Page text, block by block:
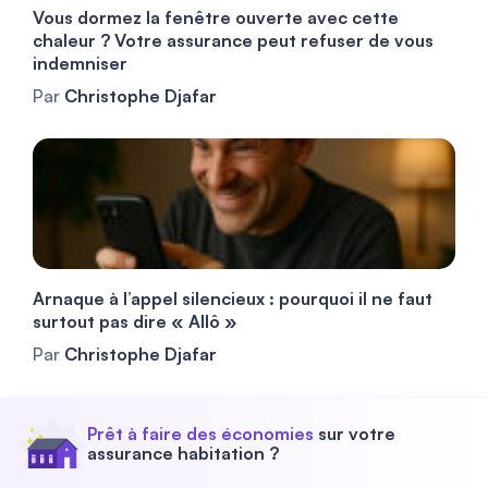
Vous dormez la fenêtre ouverte avec cette
chaleur ? Votre assurance peut refuser de vous
indemniser
Par Christophe Djafar
Arnaque à l’appel silencieux : pourquoi il ne faut
surtout pas dire « Allô »
Par Christophe Djafar
Prêt à faire des économies sur votre
assurance habitation ?